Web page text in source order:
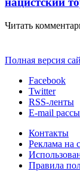
Читать
Полная версия
Facebook
Twitter
RSS-ленты
E-mail
Контакты
Реклама на
Правила